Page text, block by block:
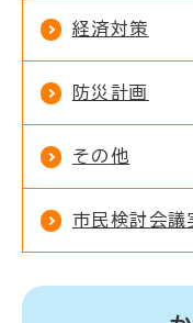
経済対策
防災計画
その他
市民検討会議